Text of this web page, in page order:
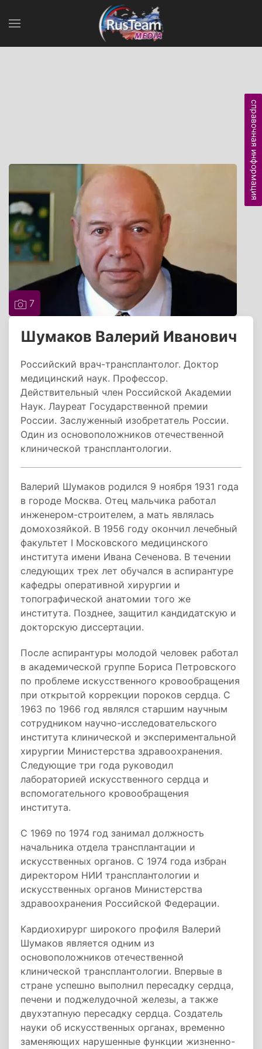
7
Шумаков Валерий Иванович
Российский врач-трансплантолог. Доктор
медицинский наук. Профессор.
Действительный член Российской Академии
Наук. Лауреат Государственной премии
России. Заслуженный изобретатель России.
Один из основоположников отечественной
клинической трансплантологии.
Валерий Шумаков родился 9 ноября 1931 года
в городе Москва. Отец мальчика работал
инженером-строителем, а мать являлась
домохозяйкой. В 1956 году окончил лечебный
факультет I Московского медицинского
института имени Ивана Сеченова. В течении
следующих трех лет обучался в аспирантуре
кафедры оперативной хирургии и
топографической анатомии того же
института. Позднее, защитил кандидатскую и
докторскую диссертации.
После аспирантуры молодой человек работал
в академической группе Бориса Петровского
по проблеме искусственного кровообращения
при открытой коррекции пороков сердца. С
1963 по 1966 год являлся старшим научным
сотрудником научно-исследовательского
института клинической и экспериментальной
хирургии Министерства здравоохранения.
Следующие три года руководил
лабораторией искусственного сердца и
вспомогательного кровообращения
института.
С 1969 по 1974 год занимал должность
начальника отдела трансплантации и
искусственных органов. С 1974 года избран
директором НИИ трансплантологии и
искусственных органов Министерства
здравоохранения Российской Федерации.
Кардиохирург широкого профиля Валерий
Шумаков является одним из
основоположников отечественной
клинической трансплантологии. Впервые в
стране успешно выполнил пересадку сердца,
печени и поджелудочной железы, а также
двухэтапную пересадку сердца. Создатель
науки об искусственных органах, временно
заменяющих нарушенные функции жизненно-
справочная информация